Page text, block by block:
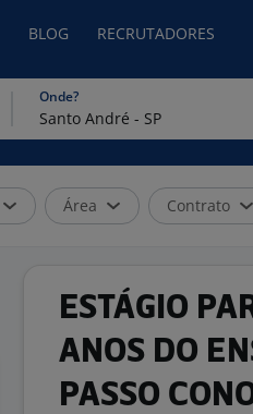
BLOG RECRUTADORES
Onde?
Área Contrato
ESTÁGIO
ANOS DO
PASSO